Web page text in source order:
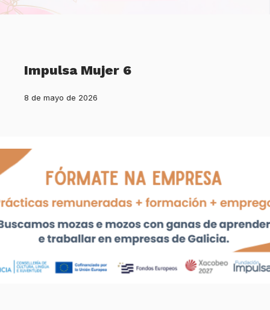
Impulsa Mujer 6
8 de mayo de 2026